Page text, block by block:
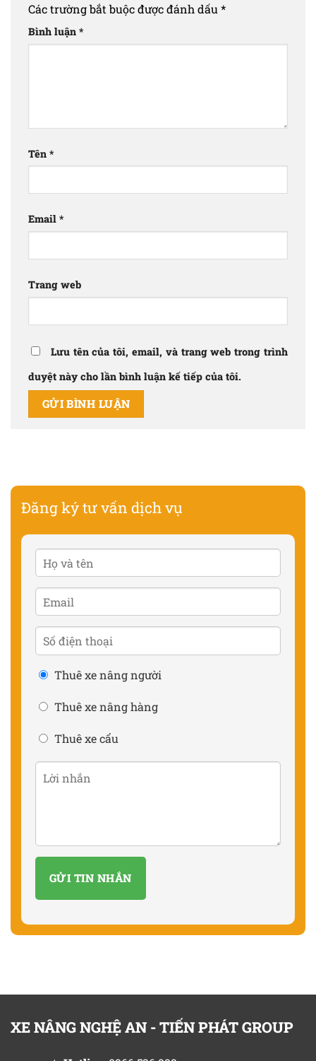
Các trường bắt buộc được đánh dấu *
Bình luận *
Tên *
Email *
Trang web
Lưu tên của tôi, email, và trang web trong trình
duyệt này cho lần bình luận kế tiếp của tôi.
Đăng ký tư vấn dịch vụ
Thuê xe nâng người
Thuê xe nâng hàng
Thuê xe cẩu
XE NÂNG NGHỆ AN - TIẾN PHÁT GROUP